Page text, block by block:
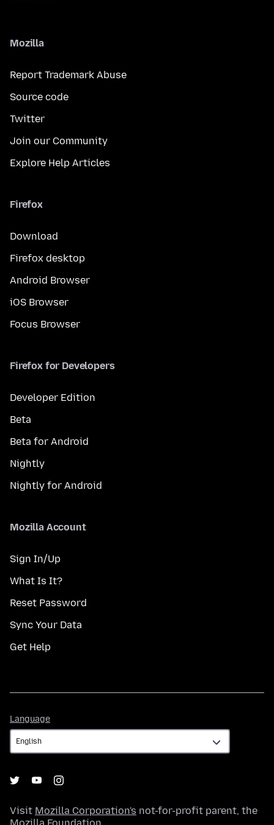
Mozilla
Report Trademark Abuse
Source code
Twitter
Join our Community
Explore Help Articles
Firefox
Download
Firefox desktop
Android Browser
iOS Browser
Focus Browser
Firefox for Developers
Developer Edition
Beta
Beta for Android
Nightly
Nightly for Android
Mozilla Account
Sign In/Up
What Is It?
Reset Password
Sync Your Data
Get Help
Language
Visit Mozilla Corporation's not-for-profit parent, the